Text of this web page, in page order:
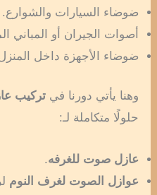
ضوضاء السيارات والشوارع.
أصوات الجيران أو المباني
ضوضاء الأجهزة داخل
وهنا يأتي دورنا فيتركيب
حلولًا متكاملة لـ:
عازل صوت للغرفه.
عوازل الصوت لغرف النوم